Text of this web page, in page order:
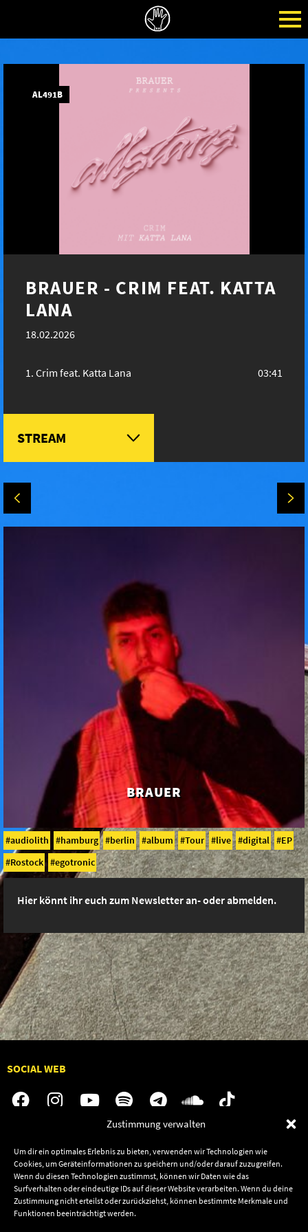
Zustimmung verwalten
Um dir ein optimales Erlebnis zu bieten, verwenden wir Technologien wie
Cookies, um Geräteinformationen zu speichern und/oder darauf zuzugreifen.
Wenn du diesen Technologien zustimmst, können wir Daten wie das
Surfverhalten oder eindeutige IDs auf dieser Website verarbeiten. Wenn du deine
Zustimmung nicht erteilst oder zurückziehst, können bestimmte Merkmale und
Funktionen beeinträchtigt werden.
AL491B
BRAUER - CRIM FEAT. KATTA
LANA
18.02.2026
Crim feat. Katta Lana 03:41
STREAM
BRAUER
audiolith hamburg berlin album Tour live digital
EP
Rostock
egotronic
Hier könnt ihr euch zum Newsletter an- oder abmelden.
SOCIAL WEB
Audiolith
News
Artists
Releases
Kontakt
Termine
Shop